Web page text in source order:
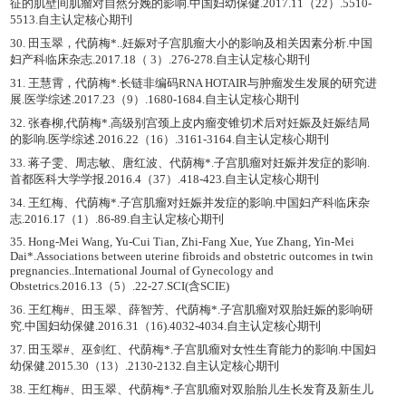
征的肌壁间肌瘤对自然分娩的影响.中国妇幼保健.2017.11（22）.5510-
5513.自主认定核心期刊
30. 田玉翠，代荫梅*..妊娠对子宫肌瘤大小的影响及相关因素分析.中国
妇产科临床杂志.2017.18（ 3）.276-278.自主认定核心期刊
31. 王慧霄，代荫梅*.长链非编码RNA HOTAIR与肿瘤发生发展的研究进
展.医学综述.2017.23（9）.1680-1684.自主认定核心期刊
32. 张春柳,代荫梅*.高级别宫颈上皮内瘤变锥切术后对妊娠及妊娠结局
的影响.医学综述.2016.22（16）.3161-3164.自主认定核心期刊
33. 蒋子雯、周志敏、唐红波、代荫梅*.子宫肌瘤对妊娠并发症的影响.
首都医科大学学报.2016.4（37）.418-423.自主认定核心期刊
34. 王红梅、代荫梅*.子宫肌瘤对妊娠并发症的影响.中国妇产科临床杂
志.2016.17（1）.86-89.自主认定核心期刊
35. Hong-Mei Wang, Yu-Cui Tian, Zhi-Fang Xue, Yue Zhang, Yin-Mei
Dai*.Associations between uterine fibroids and obstetric outcomes in twin
pregnancies..International Journal of Gynecology and
Obstetrics.2016.13（5）.22-27.SCI(含SCIE)
36. 王红梅#、田玉翠、薛智芳、代荫梅*.子宫肌瘤对双胎妊娠的影响研
究.中国妇幼保健.2016.31（16).4032-4034.自主认定核心期刊
37. 田玉翠#、巫剑红、代荫梅*.子宫肌瘤对女性生育能力的影响.中国妇
幼保健.2015.30（13）.2130-2132.自主认定核心期刊
38. 王红梅#、田玉翠、代荫梅*.子宫肌瘤对双胎胎儿生长发育及新生儿